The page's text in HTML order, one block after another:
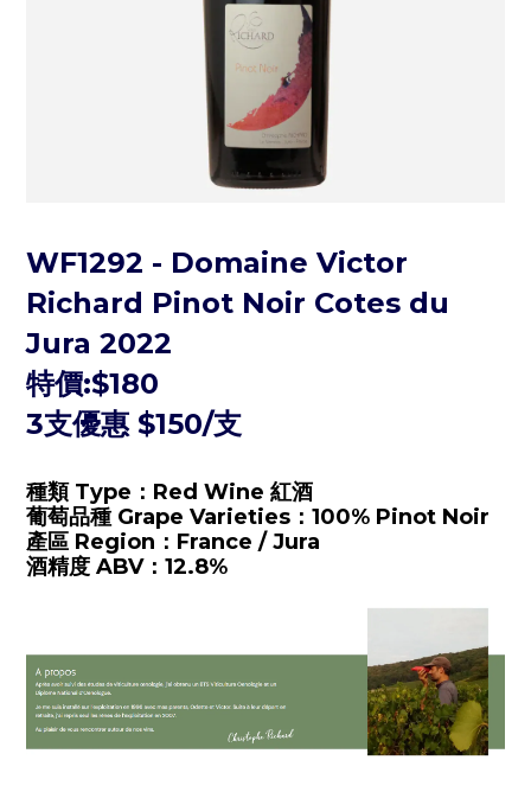
WF1292 - Domaine Victor
Richard Pinot Noir Cotes du
Jura 2022
特價:$180
3支優惠 $150/支
種類 Type：Red Wine 紅酒
葡萄品種 Grape Varieties： 100% Pinot Noir
產區 Region： France / Jura
酒精度 ABV： 12.8%